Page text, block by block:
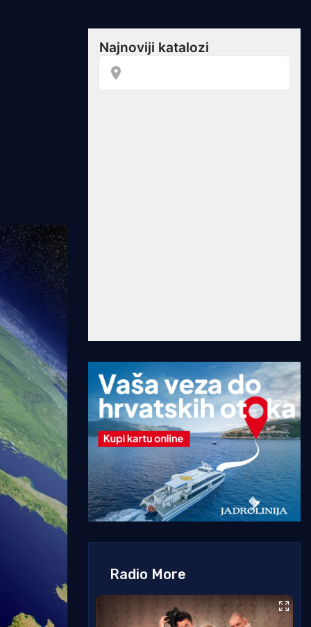
Radio More